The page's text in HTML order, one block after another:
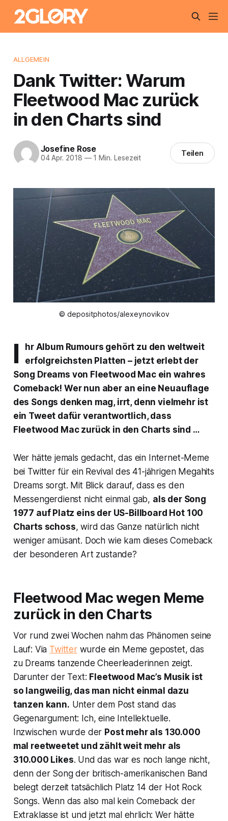
ALLGEMEIN
Dank Twitter: Warum
Fleetwood Mac zurück
in den Charts sind
Josefine Rose
04 Apr. 2018 —1 Min. Lesezeit Teilen
© depositphotos/alexeynovikov
I hr Album Rumours gehört zu den weltweit
erfolgreichsten Platten – jetzt erlebt der
Song Dreams von Fleetwood Mac ein wahres
Comeback! Wer nun aber an eine Neuauflage
des Songs denken mag, irrt, denn vielmehr ist
ein Tweet dafür verantwortlich, dass
Fleetwood Mac zurück in den Charts sind …
Wer hätte jemals gedacht, das ein Internet-Meme
bei Twitter für ein Revival des 41-jährigen Megahits
Dreams sorgt. Mit Blick darauf, dass es den
Messengerdienst nicht einmal gab, als der Song
1977 auf Platz eins der US-Billboard Hot 100
Charts schoss, wird das Ganze natürlich nicht
weniger amüsant. Doch wie kam dieses Comeback
der besonderen Art zustande?
Fleetwood Mac wegen Meme
zurück in den Charts
Vor rund zwei Wochen nahm das Phänomen seine
Lauf: Via Twitterwurde ein Meme gepostet, das
zu Dreams tanzende Cheerleaderinnen zeigt.
Darunter der Text: Fleetwood Mac’s Musik ist
so langweilig, das man nicht einmal dazu
tanzen kann. Unter dem Post stand das
Gegenargument: Ich, eine Intellektuelle.
Inzwischen wurde der Post mehr als 130.000
mal reetweetet und zählt weit mehr als
310.000 Likes. Und das war es noch lange nicht,
denn der Song der britisch-amerikanischen Band
belegt derzeit tatsächlich Platz 14 der Hot Rock
Songs. Wenn das also mal kein Comeback der
Extraklasse ist und jetzt mal ehrlich: Wer hätte